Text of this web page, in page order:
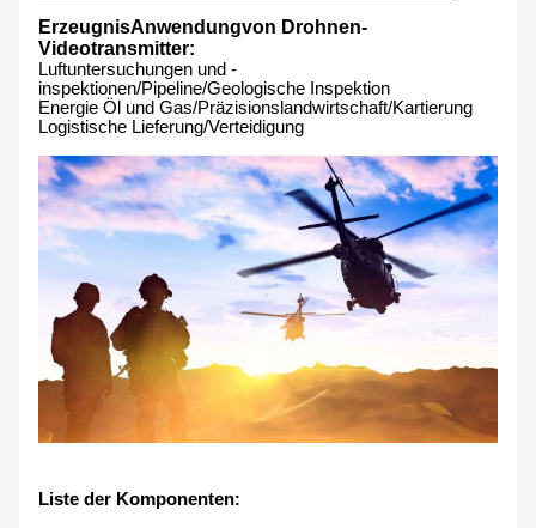
ErzeugnisAnwendungvon Drohnen-
Videotransmitter:
Luftuntersuchungen und -
inspektionen/Pipeline/Geologische Inspektion
Energie Öl und Gas/Präzisionslandwirtschaft/Kartierung
Logistische Lieferung/Verteidigung
Liste der Komponenten: